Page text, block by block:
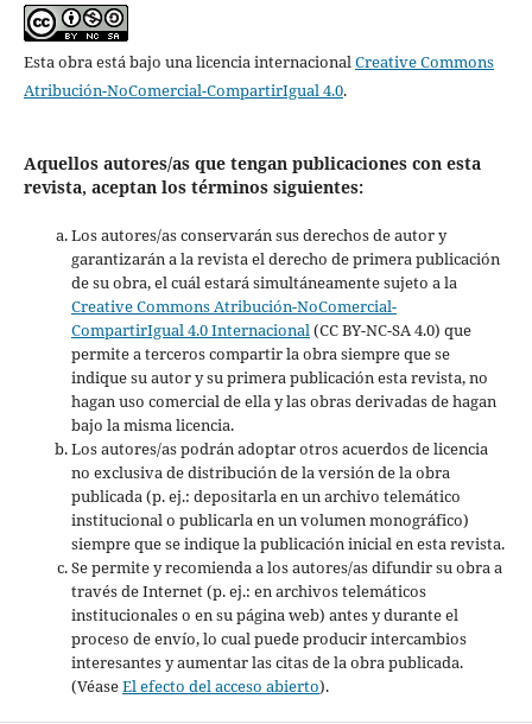
Esta obra está bajo una licencia internacionalCreative Commons
Atribución-NoComercial-CompartirIgual 4.0.
Aquellos autores/as que tengan publicaciones con esta
revista, aceptan los términos siguientes:
Los autores/as conservarán sus derechos de autor y
garantizarán a la revista el derecho de primera publicación
de su obra, el cuál estará simultáneamente sujeto a la
Creative Commons Atribución-NoComercial-
CompartirIgual 4.0 Internacional(CC BY-NC-SA 4.0) que
permite a terceros compartir la obra siempre que se
indique su autor y su primera publicación esta revista, no
hagan uso comercial de ella y las obras derivadas de hagan
bajo la misma licencia.
Los autores/as podrán adoptar otros acuerdos de licencia
no exclusiva de distribución de la versión de la obra
publicada (p. ej.: depositarla en un archivo telemático
institucional o publicarla en un volumen monográfico)
siempre que se indique la publicación inicial en esta revista.
Se permite y recomienda a los autores/as difundir su obra a
través de Internet (p. ej.: en archivos telemáticos
institucionales o en su página web) antes y durante el
proceso de envío, lo cual puede producir intercambios
interesantes y aumentar las citas de la obra publicada.
(VéaseEl efecto del acceso abierto).